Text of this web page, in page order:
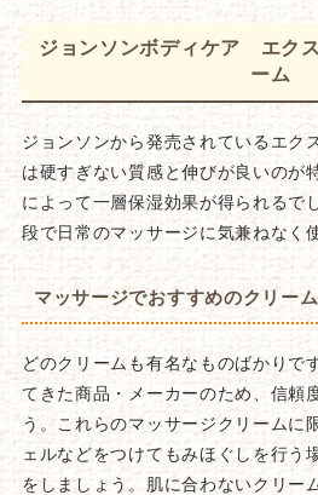
ジョンソンボディケア エク
ーム
ジョンソンから発売されているエク
は硬すぎない質感と伸びが良いのが
によって一層保湿効果が得られるで
段で日常のマッサージに気兼ねなく
マッサージでおすすめのクリー
どのクリームも有名なものばかりで
てきた商品・メーカーのため、信頼
う。これらのマッサージクリームに
ェルなどをつけてもみほぐしを行う
をしましょう。肌に合わないクリー